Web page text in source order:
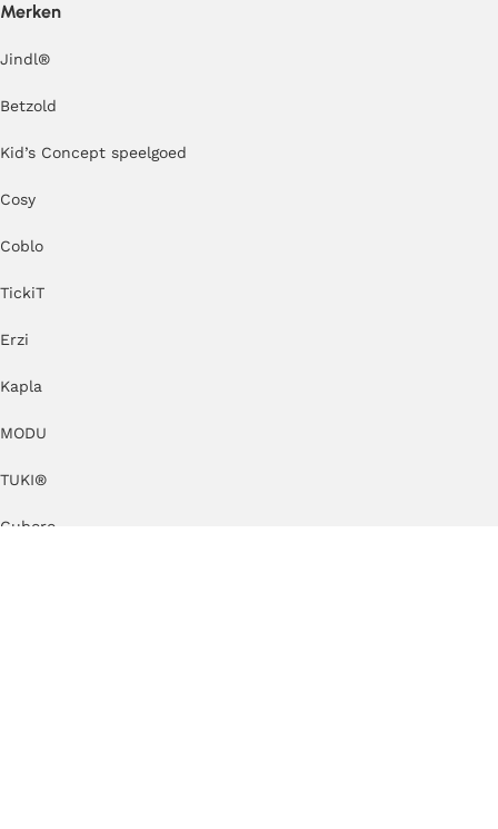
Merken
Jindl®
Betzold
Kid’s Concept speelgoed
Cosy
Coblo
TickiT
Erzi
Kapla
MODU
TUKI®
Cuboro